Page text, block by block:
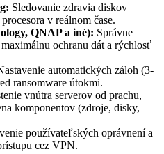
Sledovanie zdravia diskov
v reálnom čase.
QNAP a iné): Správne
ochranu dát a rýchlosť
automatických záloh (3-
ransomware útokmi.
vnútra serverov od prachu,
komponentov (zdroje, disky,
používateľských oprávnení a
cez VPN.